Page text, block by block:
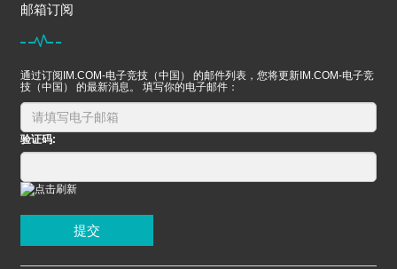
邮箱订阅
通过订阅IM.COM-电子竞技（中国） 的邮件列表，您将更新IM.COM-电子竞
技（中国） 的最新消息。 填写你的电子邮件：
验证码:
提交